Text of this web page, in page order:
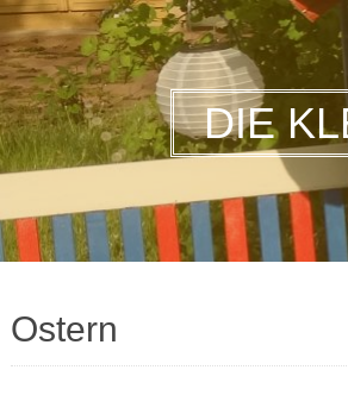
DIE
Ostern